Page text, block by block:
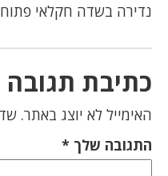
נדירה בשדה חקלאי פתוח
כתיבת תגובה
האימייל לא יוצג באתר.
התגובה שלך *